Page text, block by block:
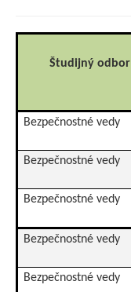
Študijný odbor
Bezpečnostné vedy
Bezpečnostné vedy
Bezpečnostné vedy
Bezpečnostné vedy
Bezpečnostné vedy